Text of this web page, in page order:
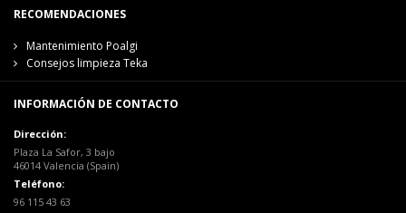
RECOMENDACIONES
Mantenimiento Poalgi
Consejos limpieza Teka
INFORMACIÓN DE CONTACTO
Dirección:
Plaza La Safor, 3 bajo
46014 Valencia (Spain)
Teléfono:
96 115 43 63